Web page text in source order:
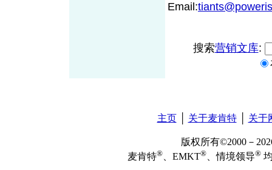
Email:
搜索营销文库:
主页│ 关于麦肯特│ 关于
版权所有©2000－
麦肯特® 、EMKT® 、情境领导®